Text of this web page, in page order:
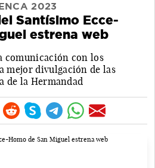
2023
Santísimo Ecce-
estrena web
comunicación con los
mejor divulgación de las
de la Hermandad